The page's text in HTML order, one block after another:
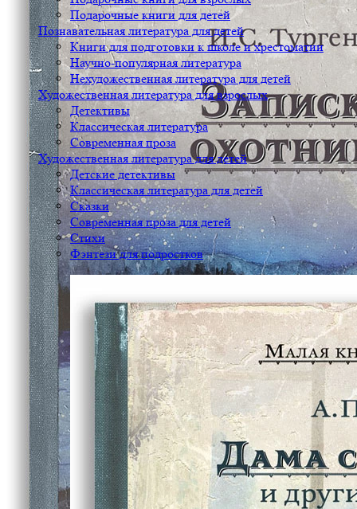
Подарочные книги для детей
Познавательная литература для детей
Книги для подготовки к школе и хрестоматии
Научно-популярная литература
Нехудожественная литература для детей
Художественная литература для взрослых
Детективы
Классическая литература
Современная проза
Художественная литература для детей
Детские детективы
Классическая литература для детей
Сказки
Современная проза для детей
Стихи
Фэнтези для подростков